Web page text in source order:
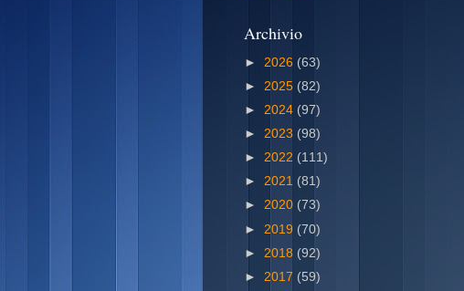
Archivio
► 2026 (63)
► 2025 (82)
► 2024 (97)
► 2023 (98)
► 2022 (111)
► 2021 (81)
► 2020 (73)
► 2019 (70)
► 2018 (92)
► 2017 (59)